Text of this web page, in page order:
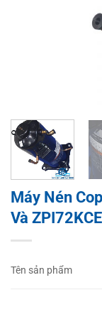
Máy Nén
Và
Tên sản phẩm